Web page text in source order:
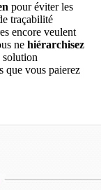
pour éviter les
traçabilité
encore veulent
ne hiérarchisez
solution
que vous paierez